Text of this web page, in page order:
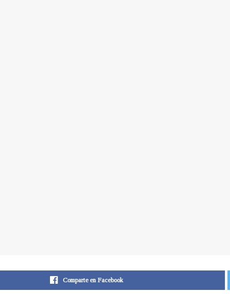
Comparte en Facebook